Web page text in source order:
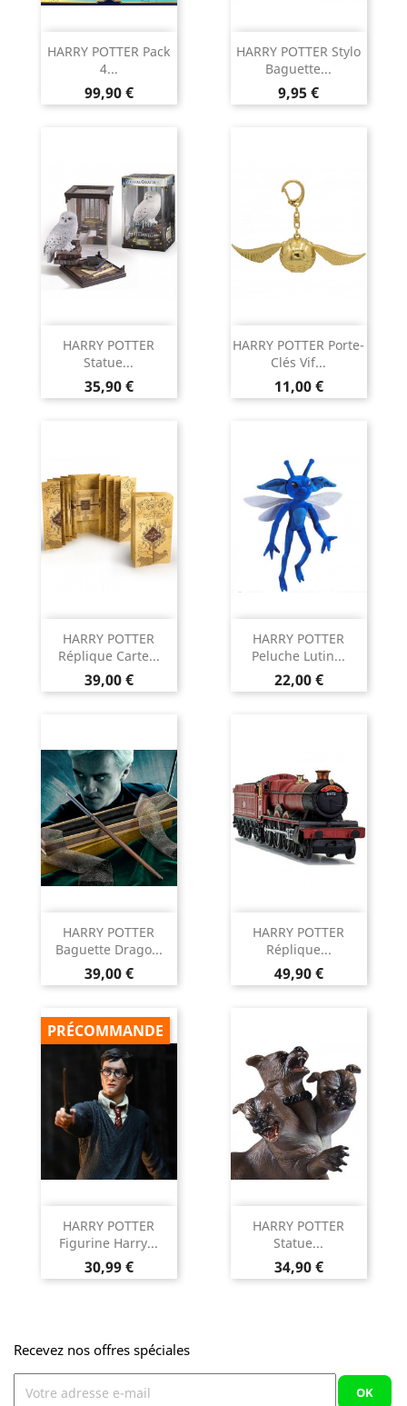
HARRY POTTER Pack
4...
Prix
99,90 €
HARRY POTTER Stylo
Baguette...
Prix
9,95 €
HARRY POTTER
Statue...
Prix
35,90 €
HARRY POTTER Porte-
Clés Vif...
Prix
11,00 €
HARRY POTTER
Réplique Carte...
Prix
39,00 €
HARRY POTTER
Peluche Lutin...
Prix
22,00 €
HARRY POTTER
Baguette Drago...
Prix
39,00 €
HARRY POTTER
Réplique...
Prix
49,90 €
HARRY POTTER
Figurine Harry...
Prix
30,99 €
PRÉCOMMANDE
HARRY POTTER
Statue...
Prix
34,90 €
Recevez nos offres spéciales